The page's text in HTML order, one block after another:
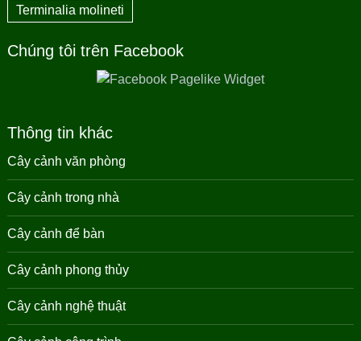
Terminalia molineti
Chúng tôi trên Facebook
Thông tin khác
Cây cảnh văn phòng
Cây cảnh trong nhà
Cây cảnh để bàn
Cây cảnh phong thủy
Cây cảnh nghệ thuật